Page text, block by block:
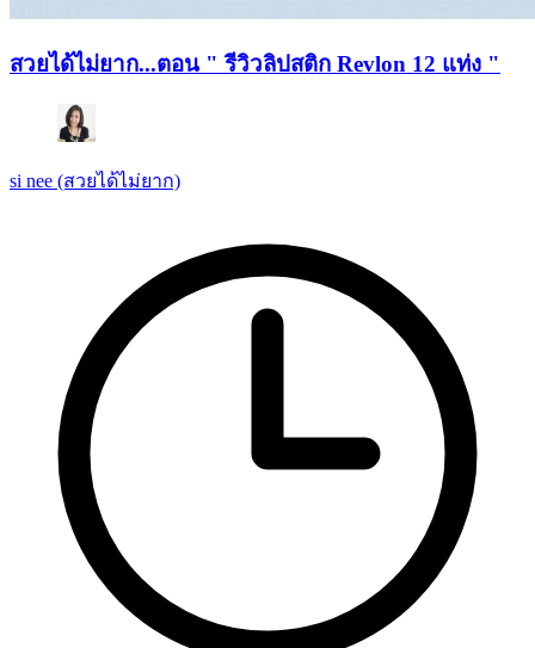
สวยได้ไม่ยาก...ตอน " รีวิวลิปสติก Revlon 12 แท่ง "
si nee (สวยได้ไม่ยาก)